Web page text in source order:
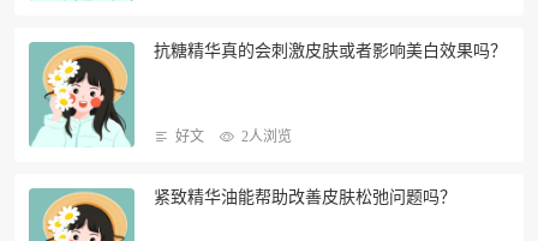
抗糖精华真的会刺激皮肤或者影响美白效果吗？
好文 2人浏览
紧致精华油能帮助改善皮肤松弛问题吗？